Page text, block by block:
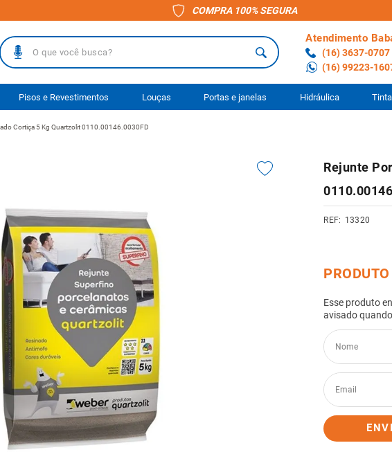
COMPRA 100% SEGURA
O que você busca? Atendimento
(16) 3637-0707
(16) 99223-
Pisos e Revestimentos Louças Portas e janelas Hidráulica
Cortiça 5 Kg Quartzolit 0110.00146.0030FD
Rejunte
13320
TERMOS MAIS BUSCADOS
1º piso
porcelanato
5º
6º gabinete banheiro
revestimento
telha fibrocimento
porta
vaso sanitario caixa acoplada